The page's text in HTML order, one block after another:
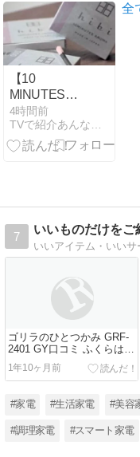
【10
MINUTES
AROMA】北
山宏光さん達
が購入したお
4時間前
TVで紹介あんな物こんな物おかい物
全
7
いいものだけをご
いいアイテム・いいサ
ゴリラのひとつかみ GRF-
2401 GY口コミ ふくらはぎ
ケアでリラックス効果は抜
群？評価レビュー
1年10ヶ月前
#家電 #生活家電 #美容
#調理家電 #スマート家電